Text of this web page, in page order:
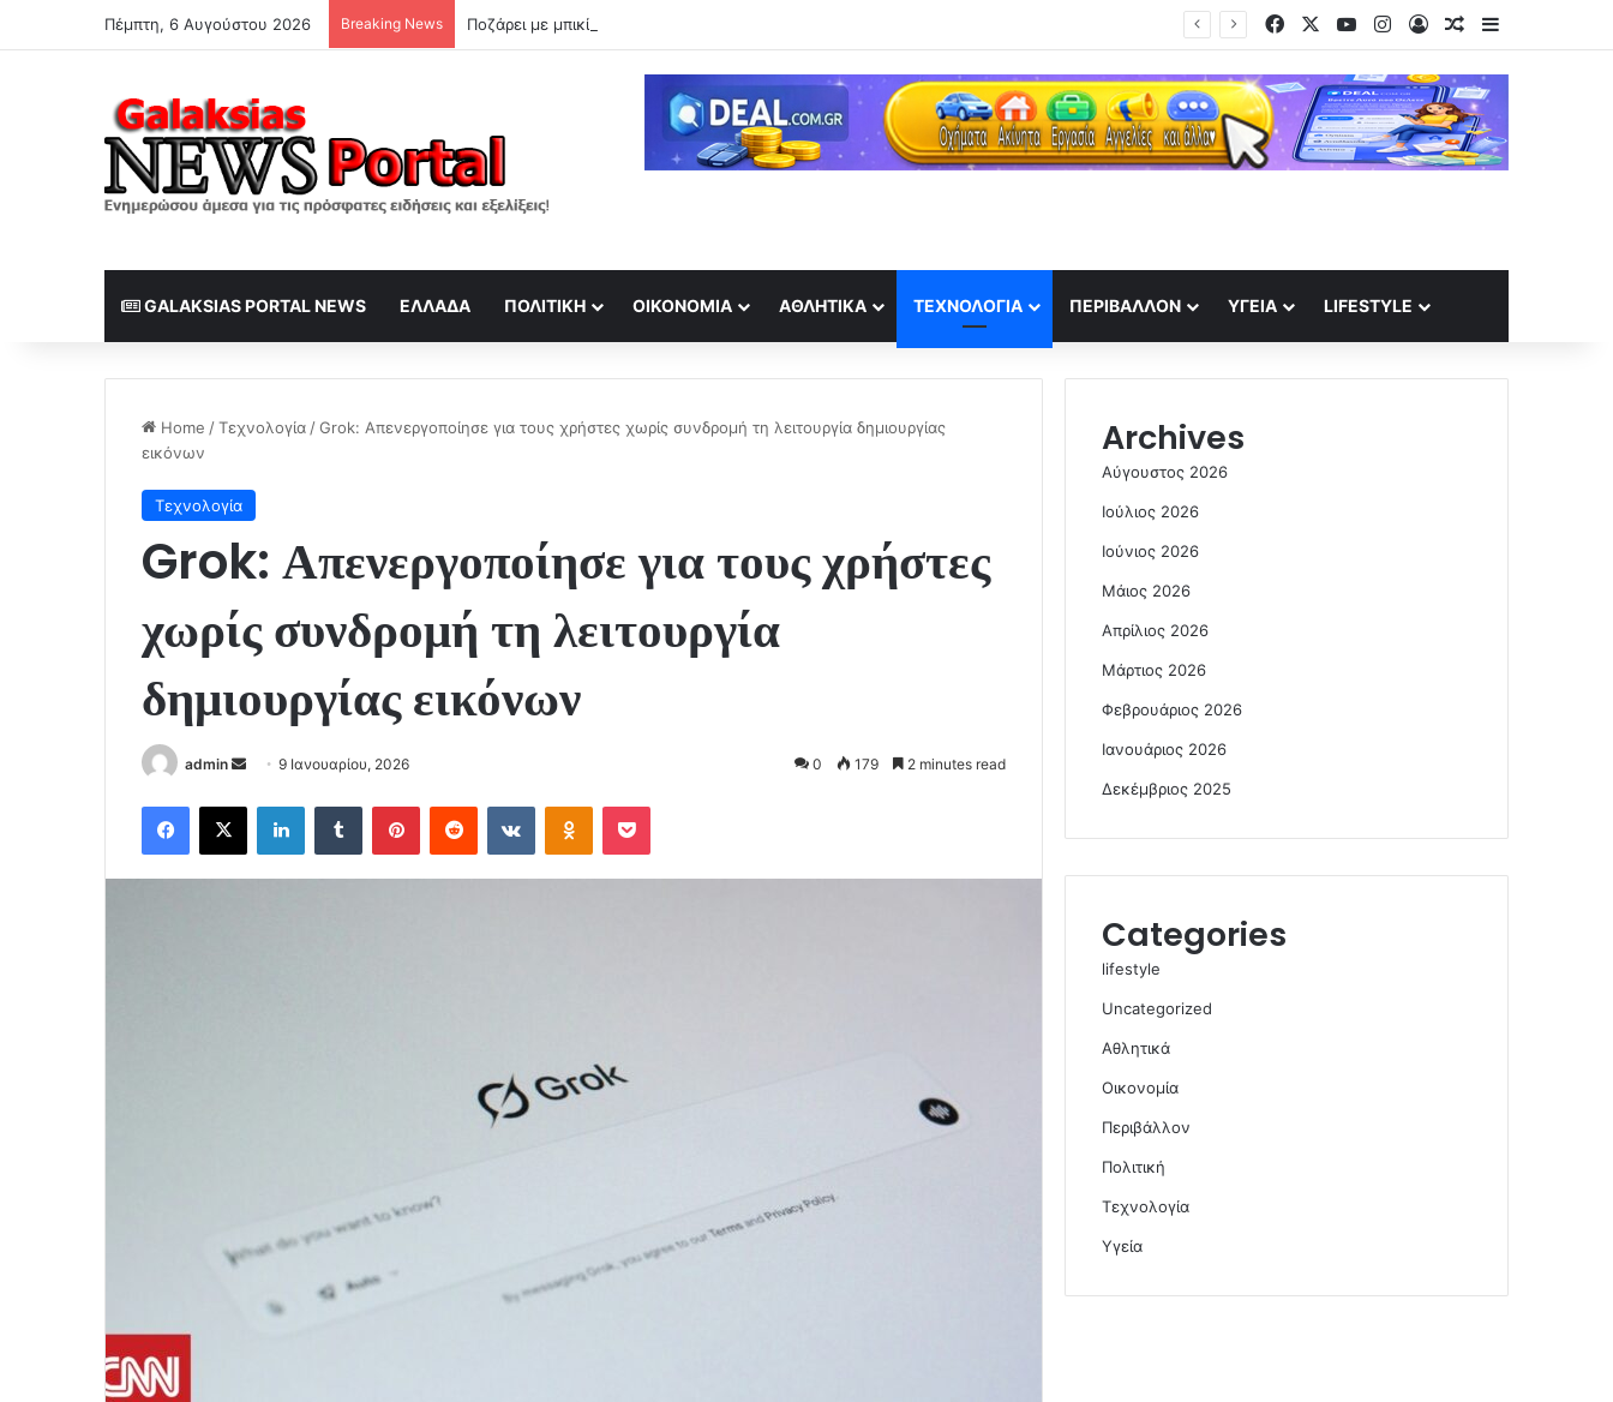
Πέμπτη, 6 Αυγούστου 2026 Breaking News Ποζάρει με μπικίνι στην παραλία και εντυπωσιάζει με το κορμί της! FacebookYouTubeInstagram
Log InRandom Article
Sidebar
GALAKSIAS PORTAL NEWS ΕΛΛΆΔΑ ΠΟΛΙΤΙΚΉ ΟΙΚΟΝΟΜΊΑ ΑΘΛΗΤΙΚΆ ΤΕΧΝΟΛΟΓΊΑ ΠΕΡΙΒΆΛΛΟΝ ΥΓΕΊΑ LIFESTYLE
Home /Τεχνολογία /Grok: Απενεργοποίησε για τους χρήστες χωρίς συνδρομή τη λειτουργία δημιουργίας
εικόνων
Τεχνολογία
Grok: Απενεργοποίησε για τους χρήστες
χωρίς συνδρομή τη λειτουργία
δημιουργίας εικόνων
admin
Send
email
9 Ιανουαρίου, 2026 0 179 2 minutes read
Facebook
X LinkedInTumblr PinterestReddit VKontakteOdnoklassniki
Pocket
Archives
Αύγουστος 2026
Ιούλιος 2026
Ιούνιος 2026
Μάιος 2026
Απρίλιος 2026
Μάρτιος 2026
Φεβρουάριος 2026
Ιανουάριος 2026
Δεκέμβριος 2025
Categories
lifestyle
Uncategorized
Αθλητικά
Οικονομία
Περιβάλλον
Πολιτική
Τεχνολογία
Υγεία